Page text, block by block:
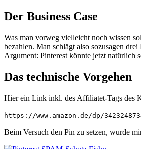
Der Business Case
Was man vorweg vielleicht noch wissen
bezahlen. Man schlägt also sozusagen
Argument: Pinterest könnte jetzt natürlich
Das technische Vorgehen
Hier ein Link inkl. des Affiliatet-Tags des
https://www.amazon.de/dp/
Beim Versuch den Pin zu setzen, wurde